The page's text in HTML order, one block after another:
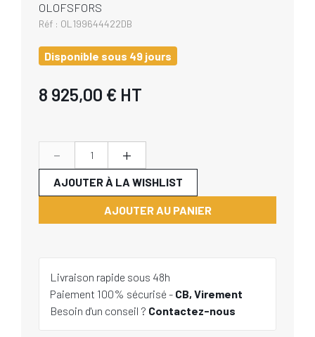
OLOFSFORS
Réf : OL199644422DB
Disponible sous 49 jours
8 925,00 € HT
- +
AJOUTER AU PANIER
AJOUTER À LA WISHLIST
Livraison rapide sous 48h
Paiement 100% sécurisé - CB, Virement
Besoin d'un conseil ? Contactez-nous